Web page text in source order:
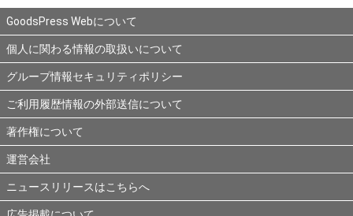
GoodsPress Webについて
個人に関わる情報の取扱いについて
グループ情報セキュリティポリシー
ご利用履歴情報の外部送信について
著作権について
運営会社
ニュースリリースはこちらへ